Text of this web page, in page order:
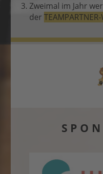
3. Zweimal im Jahr
der
S P O